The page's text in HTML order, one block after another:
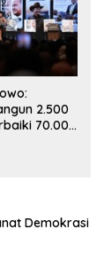
2.500
70.000
Demokrasi